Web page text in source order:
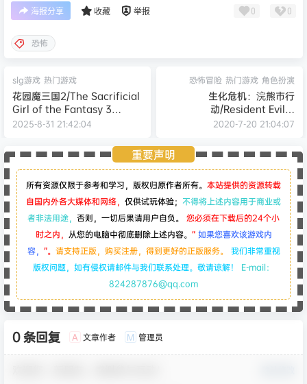
海报分享 收藏 举报 0 0
恐怖
slg游戏 热门游戏
花园魔三国2/The Sacrificial
Girl of the Fantasy 3
Kingdoms 2 -（v1.0.5）
2025-8-31 21:42:04
恐怖冒险 热门游戏 角色扮演
生化危机：浣熊市行
动/Resident Evil：
Operation Raccoon City
2020-7-20 21:04:07
重要声明
所有资源仅限于参考和学习，版权归原作者所有。 本站提供的资源转载
自国内外各大媒体和网络， 仅供试玩体验； 不得将上述内容用于商业或
者非法用途， 否则，一切后果请用户自负。
您必须在下载后的24个小
时之内， 从您的电脑中彻底删除上述内容。 “如果您喜欢该游戏内
容， ”。 请支持正版，购买注册，得到更好的正版服务。 我们非常重视
版权问题，如有侵权请邮件与我们联系处理。敬请谅解！ E-mail：
824287876@qq.com
0 条回复 A 文章作者 M 管理员